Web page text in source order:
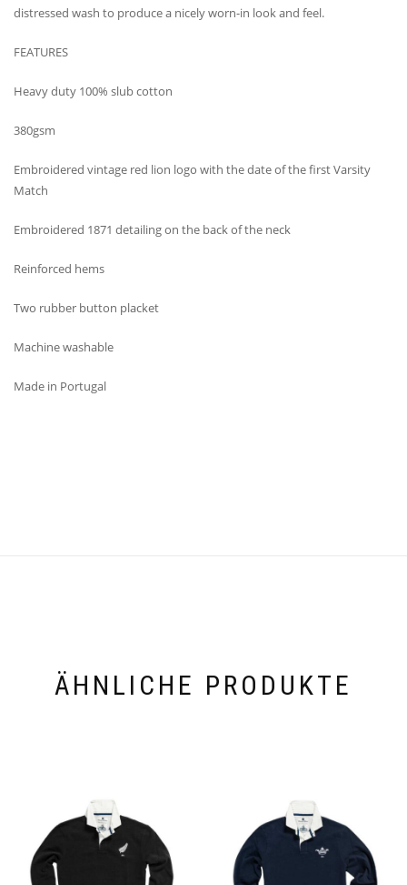
distressed wash to produce a nicely worn-in look and feel.
FEATURES
Heavy duty 100% slub cotton
380gsm
Embroidered vintage red lion logo with the date of the first Varsity
Match
Embroidered 1871 detailing on the back of the neck
Reinforced hems
Two rubber button placket
Machine washable
Made in Portugal
ÄHNLICHE PRODUKTE